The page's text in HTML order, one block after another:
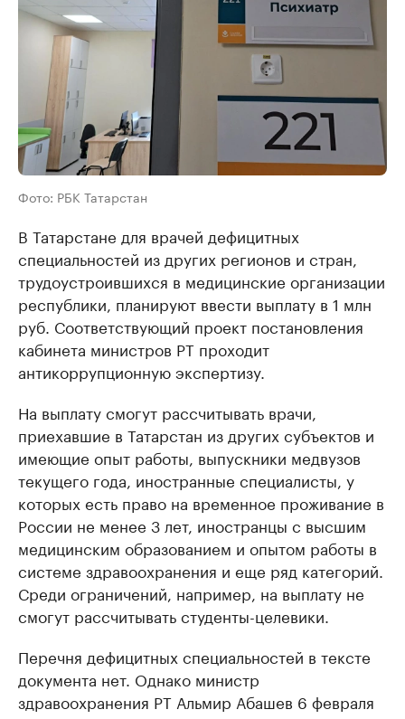
Фото: РБК Татарстан
В Татарстане для врачей дефицитных
специальностей из других регионов и стран,
трудоустроившихся в медицинские организации
республики, планируют ввести выплату в 1 млн
руб. Соответствующий проект постановления
кабинета министров РТ проходит
антикоррупционную экспертизу.
На выплату смогут рассчитывать врачи,
приехавшие в Татарстан из других субъектов и
имеющие опыт работы, выпускники медвузов
текущего года, иностранные специалисты, у
которых есть право на временное проживание в
России не менее 3 лет, иностранцы с высшим
медицинским образованием и опытом работы в
системе здравоохранения и еще ряд категорий.
Среди ограничений, например, на выплату не
смогут рассчитывать студенты-целевики.
Перечня дефицитных специальностей в тексте
документа нет. Однако министр
здравоохранения РТ Альмир Абашев 6 февраля